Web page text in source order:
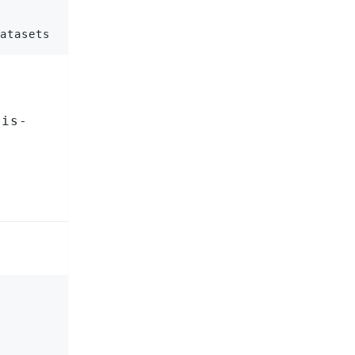
= dataset.map(tokenize_function,
is-